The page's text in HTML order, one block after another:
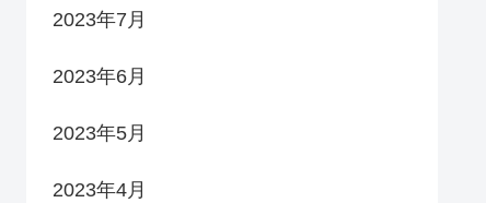
2023年7月
2023年6月
2023年5月
2023年4月